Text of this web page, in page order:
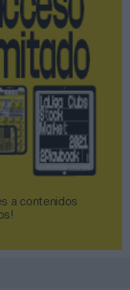
a contenidos